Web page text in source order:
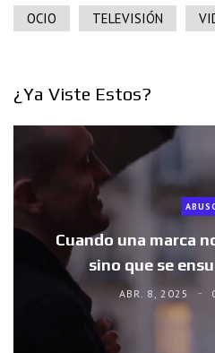
OCIO TELEVISIÓN
¿Ya Viste Estos?
Cuando una marca
sino que se
ABR. 8, 2025